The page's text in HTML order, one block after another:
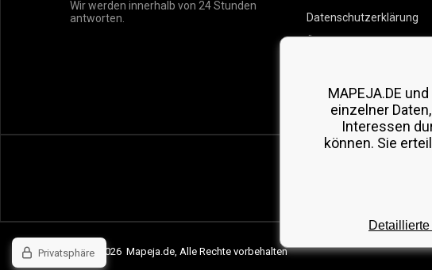
Wir werden innerhalb von 24 Stunden
antworten.
Datenschutzerklärung
Übersicht über
Copyright © 2026 Mapeja.de, Alle Rechte vorbehalten
MAPEJA.DE
einzelner
Interessen
können. Sie
Privatsphäre